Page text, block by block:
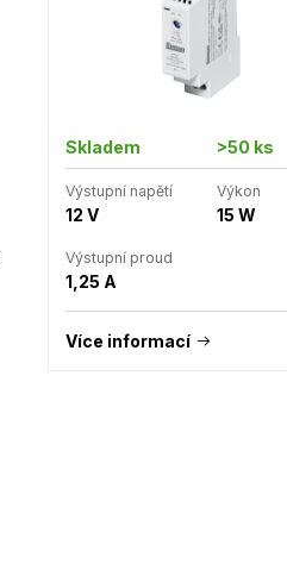
Skladem >50 ks
Výstupní napětí
12 V
Výkon
15 W
Výstupní proud
1,25 A
Více informací